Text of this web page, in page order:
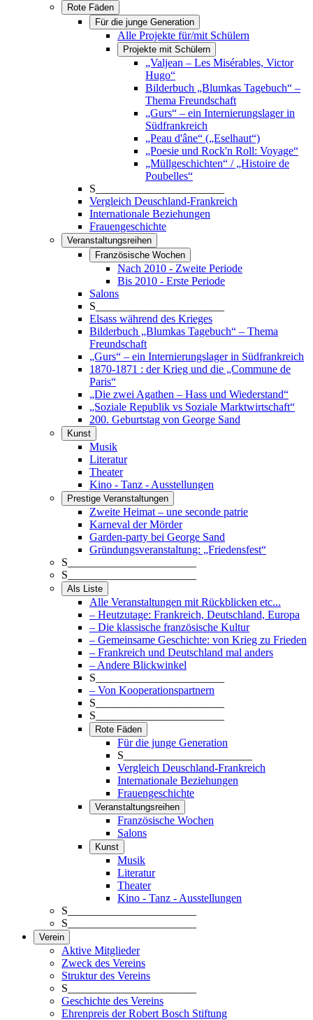
Rote Fäden
Für die junge Generation
Alle Projekte für/mit Schülern
Projekte mit Schülern
„Valjean – Les Misérables, Victor
Hugo“
Bilderbuch „Blumkas Tagebuch“ –
Thema Freundschaft
„Gurs“ – ein Internierungslager in
Südfrankreich
„Peau d'âne“ („Eselhaut“)
„Poesie und Rock'n Roll: Voyage“
„Müllgeschichten“ / „Histoire de
Poubelles“
S_______________________
Vergleich Deuschland-Frankreich
Internationale Beziehungen
Frauengeschichte
Veranstaltungsreihen
Französische Wochen
Nach 2010 - Zweite Periode
Bis 2010 - Erste Periode
Salons
S_______________________
Elsass während des Krieges
Bilderbuch „Blumkas Tagebuch“ – Thema
Freundschaft
„Gurs“ – ein Internierungslager in Südfrankreich
1870-1871 : der Krieg und die „Commune de
Paris“
„Die zwei Agathen – Hass und Wiederstand“
„Soziale Republik vs Soziale Marktwirtschaft“
200. Geburtstag von George Sand
Kunst
Musik
Literatur
Theater
Kino - Tanz - Ausstellungen
Prestige Veranstaltungen
Zweite Heimat – une seconde patrie
Karneval der Mörder
Garden-party bei George Sand
Gründungsveranstaltung: „Friedensfest“
S_______________________
S_______________________
Als Liste
Alle Veranstaltungen mit Rückblicken etc...
– Heutzutage: Frankreich, Deutschland, Europa
– Die klassische französische Kultur
– Gemeinsame Geschichte: von Krieg zu Frieden
– Frankreich und Deutschland mal anders
– Andere Blickwinkel
S_______________________
– Von Kooperationspartnern
S_______________________
S_______________________
Rote Fäden
Für die junge Generation
S_______________________
Vergleich Deuschland-Frankreich
Internationale Beziehungen
Frauengeschichte
Veranstaltungsreihen
Französische Wochen
Salons
Kunst
Musik
Literatur
Theater
Kino - Tanz - Ausstellungen
S_______________________
S_______________________
Verein
Aktive Mitglieder
Zweck des Vereins
Struktur des Vereins
S_______________________
Geschichte des Vereins
Ehrenpreis der Robert Bosch Stiftung